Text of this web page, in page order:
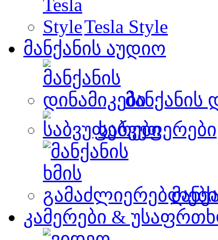
Tesla Style
მანქანის აუდიო
მანქანის
საბვუფერები
კამერები &